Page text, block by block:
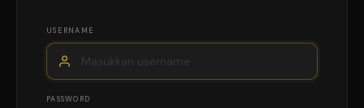
USERNAME
PASSWORD